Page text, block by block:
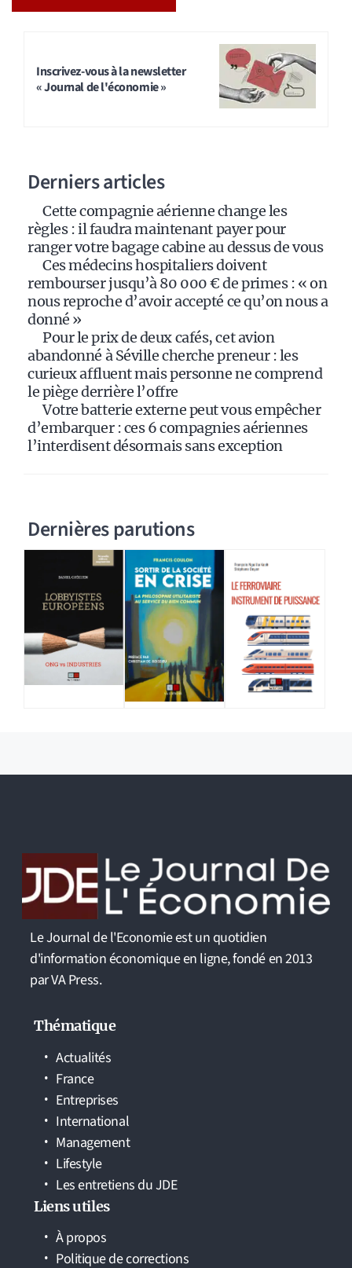
Inscrivez-vous à la newsletter
« Journal de l'économie »
Derniers articles
Cette compagnie aérienne change les
règles : il faudra maintenant payer pour
ranger votre bagage cabine au dessus de vous
Ces médecins hospitaliers doivent
rembourser jusqu’à 80 000 € de primes : « on
nous reproche d’avoir accepté ce qu’on nous a
donné »
Pour le prix de deux cafés, cet avion
abandonné à Séville cherche preneur : les
curieux affluent mais personne ne comprend
le piège derrière l’offre
Votre batterie externe peut vous empêcher
d’embarquer : ces 6 compagnies aériennes
l’interdisent désormais sans exception
Dernières parutions
Le Journal de l'Economie est un quotidien
d'information économique en ligne, fondé en 2013
par VA Press.
Thématique
Actualités
France
Entreprises
International
Management
Lifestyle
Les entretiens du JDE
Liens utiles
À propos
Politique de corrections